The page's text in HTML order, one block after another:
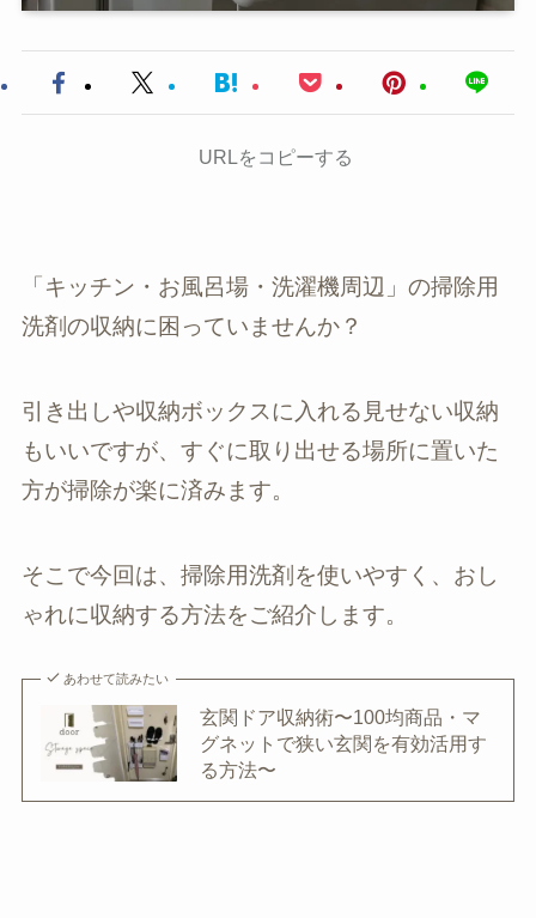
URLをコピーする
「キッチン・お風呂場・洗濯機周辺」の掃除用
洗剤の収納に困っていませんか？
引き出しや収納ボックスに入れる見せない収納
もいいですが、すぐに取り出せる場所に置いた
方が掃除が楽に済みます。
そこで今回は、掃除用洗剤を使いやすく、おし
ゃれに収納する方法をご紹介します。
あわせて読みたい
玄関ドア収納術〜100均商品・マ
グネットで狭い玄関を有効活用す
る方法〜